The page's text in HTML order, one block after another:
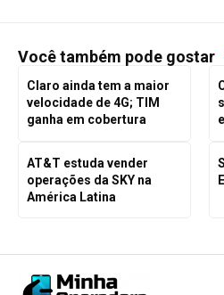
Você também pode gostar
Claro ainda tem a maior
velocidade de 4G; TIM
ganha em cobertura
AT&T estuda vender
operações da SKY na
América Latina